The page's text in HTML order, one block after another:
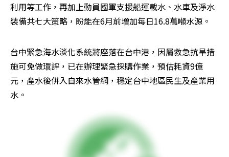
利用等工作，再加上動員國軍支援船運載水、水車及淨水
裝備共七大策略，盼能在6月前增加每日16.8萬噸水源。
台中緊急海水淡化系統將座落在台中港，因屬救急抗旱措
施可免做環評，已在辦理緊急採購作業，預估耗資9億
元，產水後併入自來水管網，穩定台中地區民生及產業用
水。